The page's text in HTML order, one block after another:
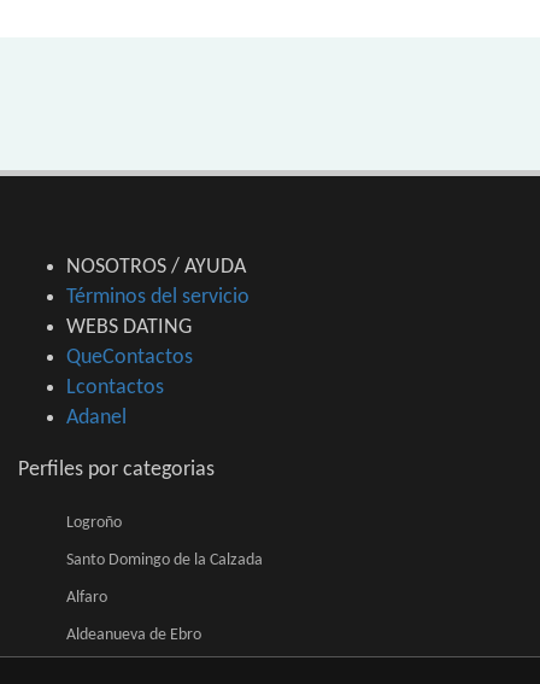
NOSOTROS / AYUDA
Términos del servicio
WEBS DATING
QueContactos
Lcontactos
Adanel
Perfiles por categorias
Logroño
Santo Domingo de la Calzada
Alfaro
Aldeanueva de Ebro